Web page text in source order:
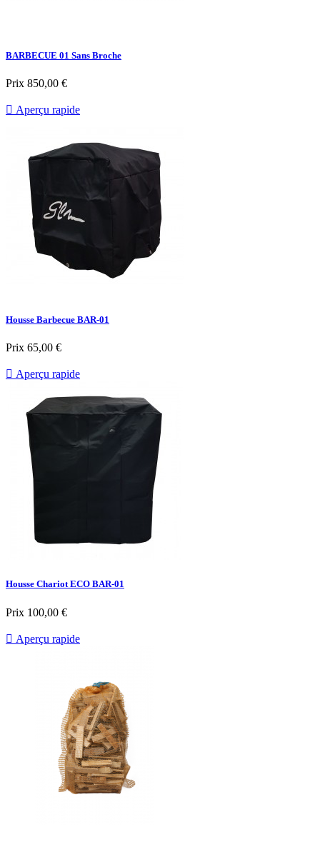
BARBECUE 01 Sans Broche
Prix 850,00 €
 Aperçu rapide
Housse Barbecue BAR-01
Prix 65,00 €
 Aperçu rapide
Housse Chariot ECO BAR-01
Prix 100,00 €
 Aperçu rapide